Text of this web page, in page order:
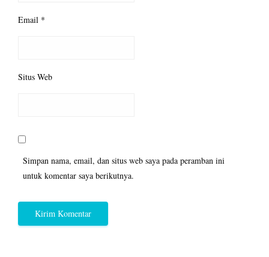
Email *
Situs Web
Simpan nama, email, dan situs web saya pada peramban ini
untuk komentar saya berikutnya.